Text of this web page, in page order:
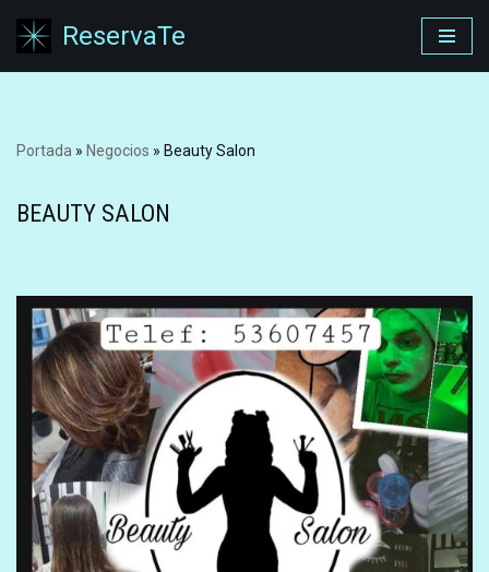
Saltar
ReservaTe
Portada » Negocios » Beauty Salon
BEAUTY SALON